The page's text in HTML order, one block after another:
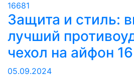
16681
Защита и стиль:
лучший
чехол на айфон 16
05.09.2024